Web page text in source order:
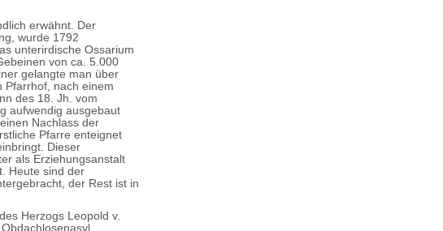
erwähnt. Der
wurde 1792
unterirdische Ossarium
von ca. 5.000
gelangte man über
Pfarrhof, nach einem
des 18. Jh. vom
aufwendig ausgebaut
Nachlass der
Pfarre enteignet
Dieser
als Erziehungsanstalt
Heute sind der
der Rest ist in
Herzogs Leopold v.